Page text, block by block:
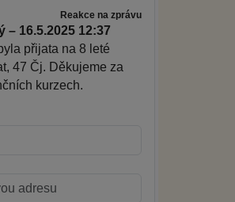
Reakce na zprávu
– 16.5.2025 12:37
přijata na 8 leté
47 Čj. Děkujeme za
kurzech.